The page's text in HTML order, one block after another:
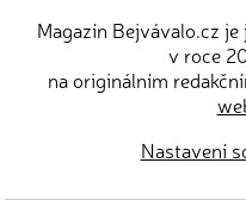
Magazín Bejvávalo.cz
v roce
na originálním
Nastavení